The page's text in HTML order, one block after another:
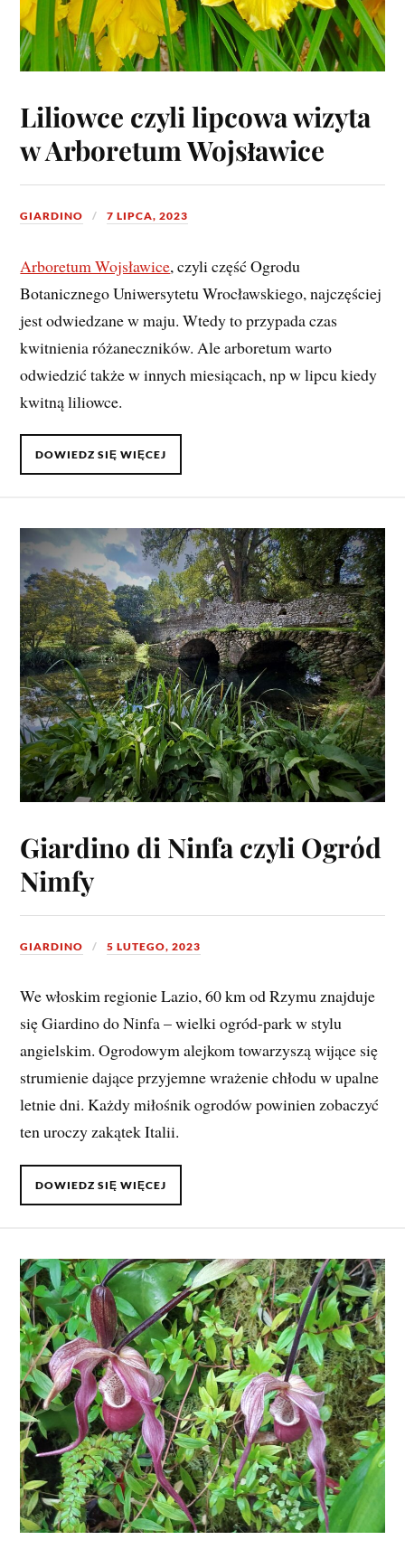
Liliowce czyli lipcowa wizyta
w Arboretum Wojsławice
GIARDINO 7 LIPCA, 2023
Arboretum Wojsławice, czyli część Ogrodu
Botanicznego Uniwersytetu Wrocławskiego, najczęściej
jest odwiedzane w maju. Wtedy to przypada czas
kwitnienia różaneczników. Ale arboretum warto
odwiedzić także w innych miesiącach, np w lipcu kiedy
kwitną liliowce.
DOWIEDZ SIĘ WIĘCEJ
Giardino di Ninfa czyli Ogród
Nimfy
GIARDINO 5 LUTEGO, 2023
We włoskim regionie Lazio, 60 km od Rzymu znajduje
się Giardino do Ninfa – wielki ogród-park w stylu
angielskim. Ogrodowym alejkom towarzyszą wijące się
strumienie dające przyjemne wrażenie chłodu w upalne
letnie dni. Każdy miłośnik ogrodów powinien zobaczyć
ten uroczy zakątek Italii.
DOWIEDZ SIĘ WIĘCEJ